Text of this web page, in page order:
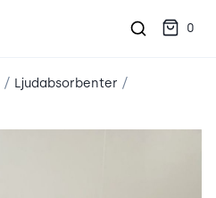
0
/ Ljudabsorbenter /